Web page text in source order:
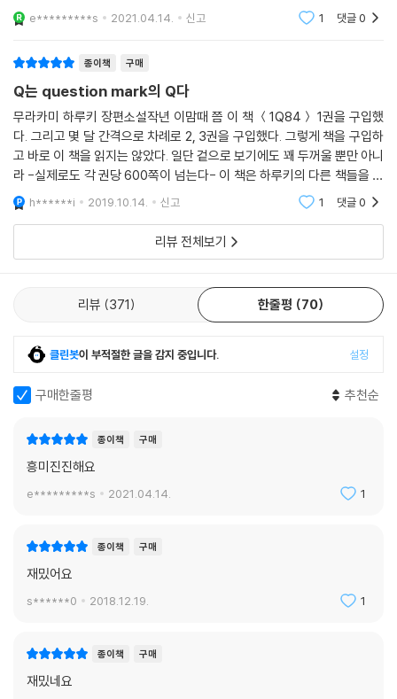
자 선구라는 단체와 관계가 되면서 어딘가 자신이 분리, 해체되는 감각을
느끼며 새로운 세계
e*********s 2021.04.14. 신고 1 댓글0
종이책 구매
Q는 question mark의 Q다
무라카미 하루키 장편소설작년 이맘때 쯤 이 책 ＜1Q84＞ 1권을 구입했
다. 그리고 몇 달 간격으로 차례로 2, 3권을 구입했다. 그렇게 책을 구입하
고 바로 이 책을 읽지는 않았다. 일단 겉으로 보기에도 꽤 두꺼울 뿐만 아니
라 -실제로도 각 권당 600쪽이 넘는다- 이 책은 하루키의 다른 책들을 읽
은 후에 읽으려고 남겨두었다. 그렇게 일년 가까이 책장에 놓여 있던 책.
(물론 그런 책들
h******i 2019.10.14. 신고 1 댓글0
리뷰 전체보기
리뷰 371 한줄평 70
클린봇이 부적절한 글을 감지 중입니다. 설정
구매한줄평 추천순
종이책 구매
흥미진진해요
e*********s 2021.04.14. 1
종이책 구매
재밌어요
s******0 2018.12.19. 1
종이책 구매
재밌네요